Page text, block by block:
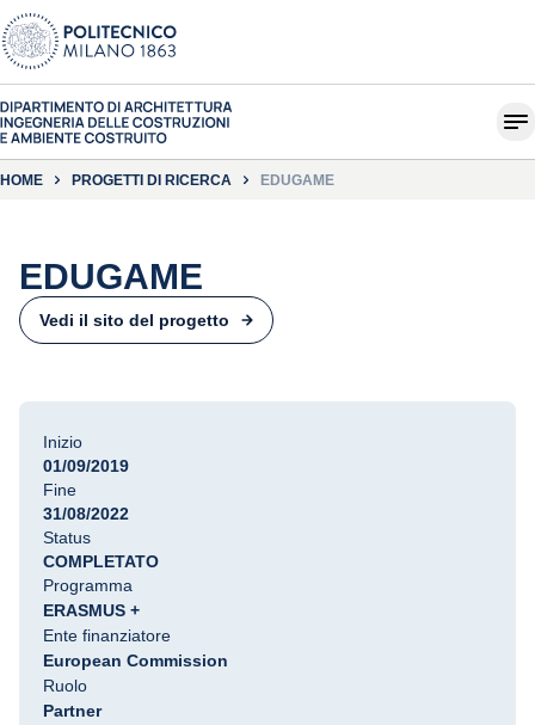
HOME PROGETTI DI RICERCA EDUGAME
EDUGAME
Vedi il sito del progetto
Inizio
01/09/2019
Fine
31/08/2022
Status
COMPLETATO
Programma
ERASMUS +
Ente finanziatore
European Commission
Ruolo
Partner